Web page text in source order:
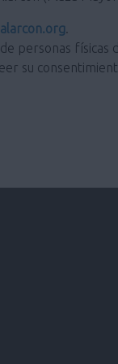
.
personas
su